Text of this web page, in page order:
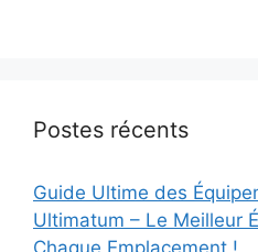
Postes récents
Guide Ultime des
Ultimatum – Le Meilleur
Chaque Emplacement !